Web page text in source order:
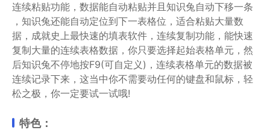
连续粘贴功能，数据能自动粘贴并且知识兔自动下移一条
，知识兔还能自动定位到下一表格位，适合粘贴大量数
据，成就史上最快速的填表软件，连续复制功能，能快速
复制大量的连续表格数据，你只要选择起始表格单元，然
后知识兔不停地按F9(可自定义)，连续表格单元的数据被
连续记录下来，这当中你不需要动任何的键盘和鼠标，轻
松之极，你一定要试一试哦!
特色：